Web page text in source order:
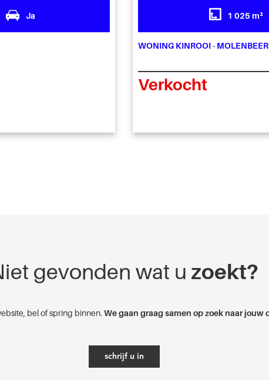
Ja 1 025 m²
WONING KINROOI -
Verkocht
gevonden wat u zoekt?
bel of spring binnen. We gaan graag samen op zoek naar
schrijf u in